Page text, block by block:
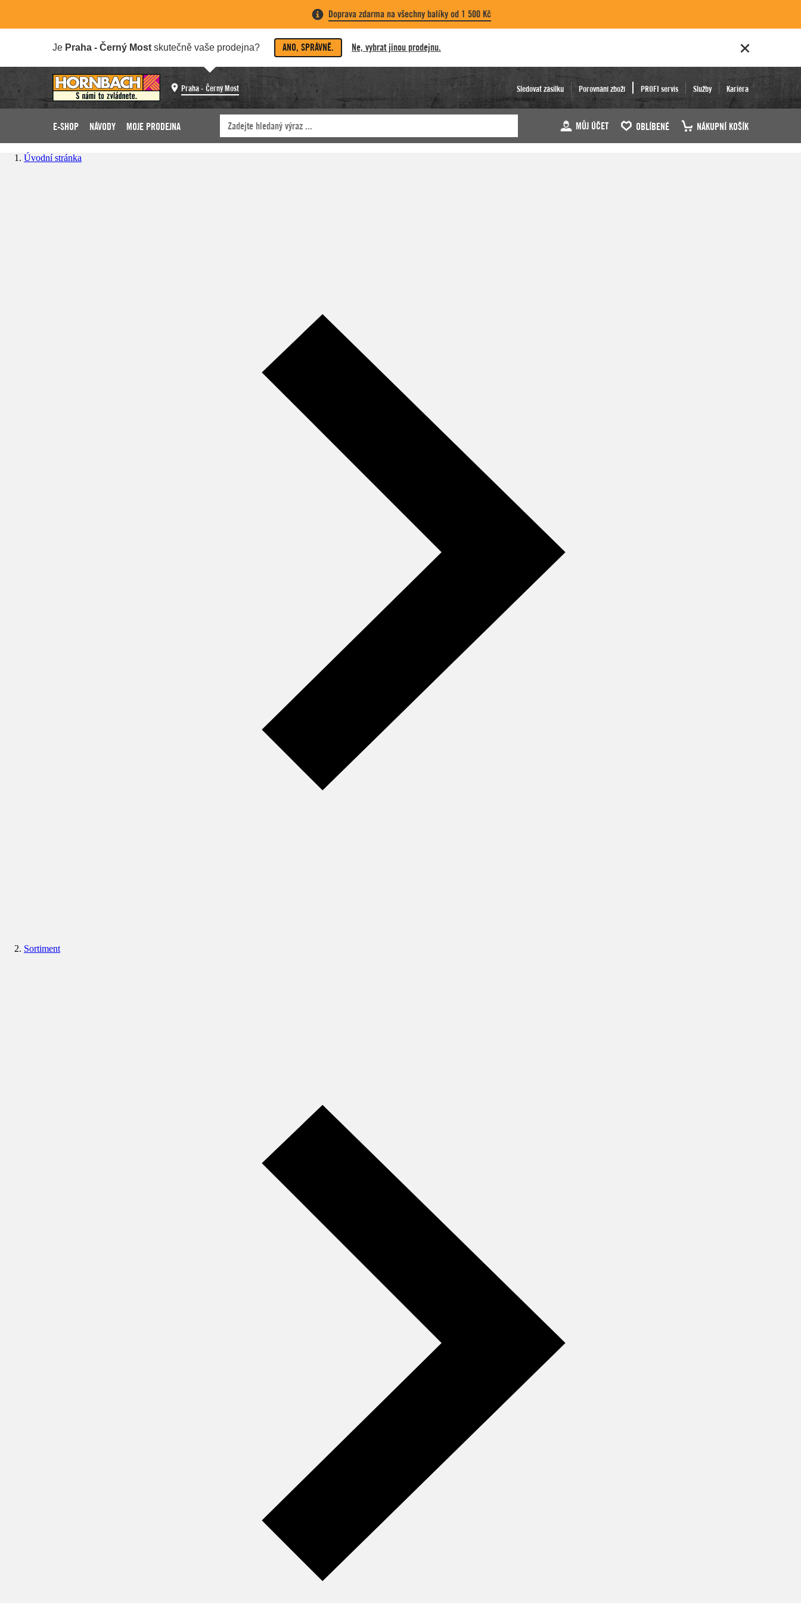
Doprava zdarma na všechny balíky od 1 500 Kč
Je Praha - Černý Most skutečně vaše prodejna? ANO, SPRÁVNĚ. Ne, vybrat jinou prodejnu.
Praha - Černý Most Sledovat zásilku Porovnání zboží PROFI servis Služby Kariéra
E-SHOP NÁVODY MOJE PRODEJNA MŮJ ÚČET OBLÍBENÉ NÁKUPNÍ KOŠÍK
Úvodní stránka
Sortiment